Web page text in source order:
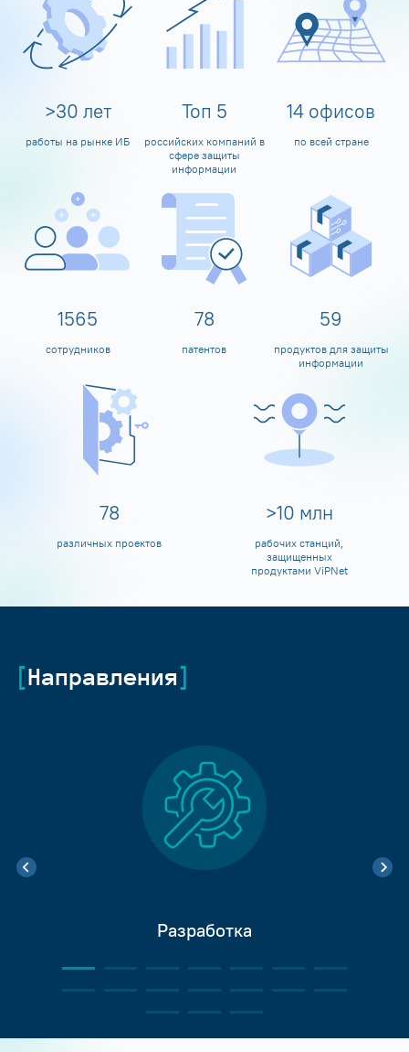
>30 лет
работы на рынке ИБ
Топ 5
российских компаний в
сфере защиты
информации
14 офисов
по всей стране
1600
сотрудников
80
патентов
60
продуктов для защиты
информации
80
различных проектов
>10 млн
рабочих станций,
защищенных
продуктами ViPNet
Направления
Разработка